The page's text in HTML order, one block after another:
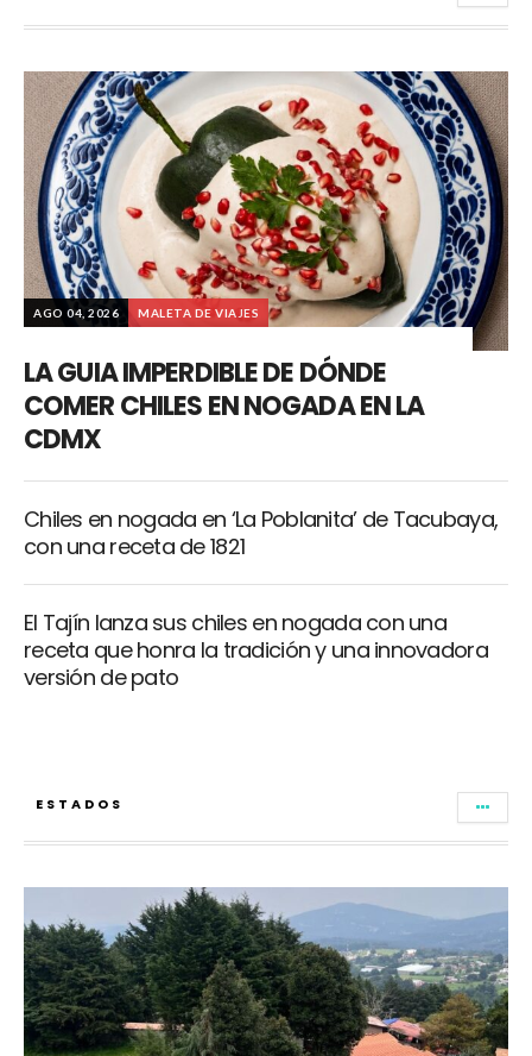
AGO 04, 2026 MALETA DE VIAJES
LA GUIA IMPERDIBLE DE DÓNDE
COMER CHILES EN NOGADA EN LA
CDMX
Chiles en nogada en ‘La Poblanita’ de Tacubaya,
con una receta de 1821
El Tajín lanza sus chiles en nogada con una
receta que honra la tradición y una innovadora
versión de pato
ESTADOS